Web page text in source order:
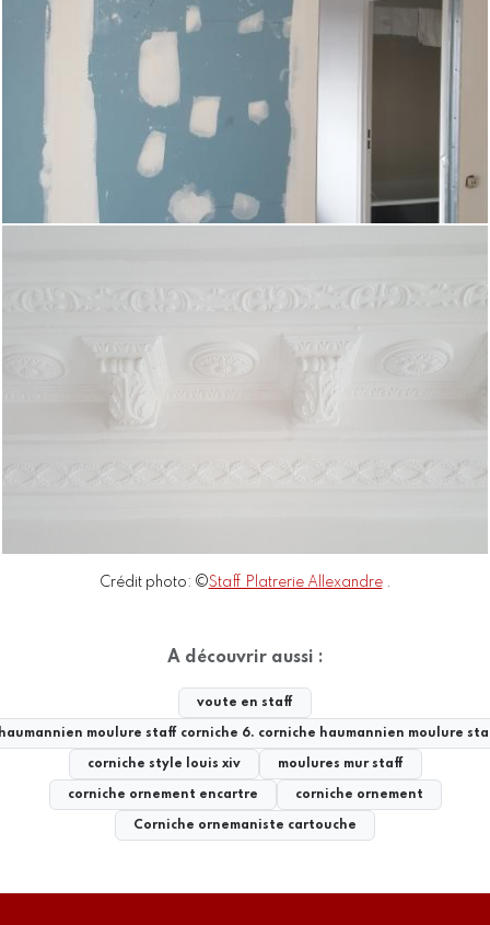
Crédit photo: ©Staff Platrerie Allexandre.
A découvrir aussi :
voute en staff
moulure staff corniche 6. corniche haumannien
corniche style louis xiv moulures mur staff
corniche ornement encartre corniche ornement
Corniche ornemaniste cartouche